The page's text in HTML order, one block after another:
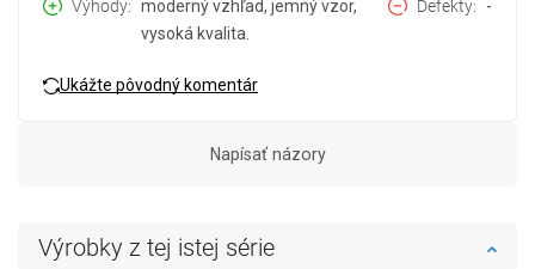
Výhody
moderný vzhľad, jemný vzor,
vysoká kvalita.
Defekty -
Ukážte pôvodný komentár
Napísať názory
Výrobky z tej istej série